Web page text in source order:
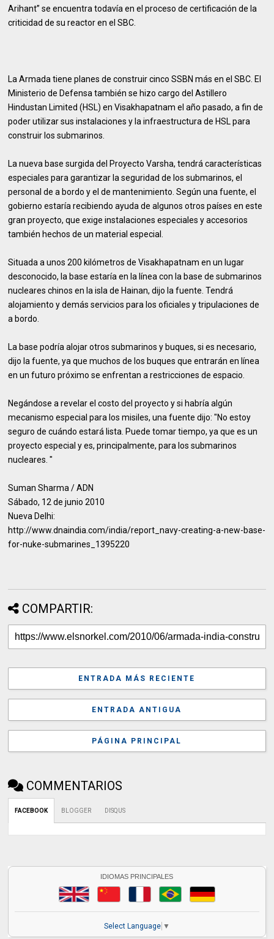
Arihant” se encuentra todavía en el proceso de certificación de la
criticidad de su reactor en el SBC.
La Armada tiene planes de construir cinco SSBN más en el SBC. El
Ministerio de Defensa también se hizo cargo del Astillero
Hindustan Limited (HSL) en Visakhapatnam el año pasado, a fin de
poder utilizar sus instalaciones y la infraestructura de HSL para
construir los submarinos.
La nueva base surgida del Proyecto Varsha, tendrá características
especiales para garantizar la seguridad de los submarinos, el
personal de a bordo y el de mantenimiento. Según una fuente, el
gobierno estaría recibiendo ayuda de algunos otros países en este
gran proyecto, que exige instalaciones especiales y accesorios
también hechos de un material especial.
Situada a unos 200 kilómetros de Visakhapatnam en un lugar
desconocido, la base estaría en la línea con la base de submarinos
nucleares chinos en la isla de Hainan, dijo la fuente. Tendrá
alojamiento y demás servicios para los oficiales y tripulaciones de
a bordo.
La base podría alojar otros submarinos y buques, si es necesario,
dijo la fuente, ya que muchos de los buques que entrarán en línea
en un futuro próximo se enfrentan a restricciones de espacio.
Negándose a revelar el costo del proyecto y si habría algún
mecanismo especial para los misiles, una fuente dijo: "No estoy
seguro de cuándo estará lista. Puede tomar tiempo, ya que es un
proyecto especial y es, principalmente, para los submarinos
nucleares. "
Suman Sharma / ADN
Sábado, 12 de junio 2010
Nueva Delhi:
http://www.dnaindia.com/india/report_navy-creating-a-new-base-
for-nuke-submarines_1395220
COMPARTIR:
ENTRADA MÁS RECIENTE
ENTRADA ANTIGUA
PÁGINA PRINCIPAL
COMMENTARIOS
FACEBOOK BLOGGER DISQUS
IDIOMAS PRINCIPALES
Select Language ▼